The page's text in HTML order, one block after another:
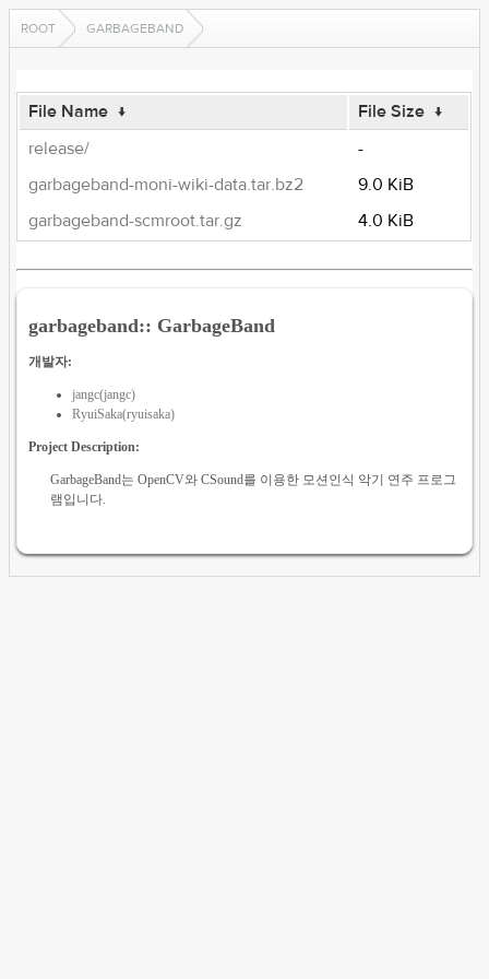
ROOT GARBAGEBAND
File Name ↓ File Size ↓
release/
-
garbageband-moni-wiki-data.tar.bz2
9.0 KiB
garbageband-scmroot.tar.gz
4.0 KiB
garbageband:: GarbageBand
개발자:
jangc(jangc)
RyuiSaka(ryuisaka)
Project Description:
GarbageBand는 OpenCV와 CSound를 이용한 모션인식 악기 연주 프로그
램입니다.